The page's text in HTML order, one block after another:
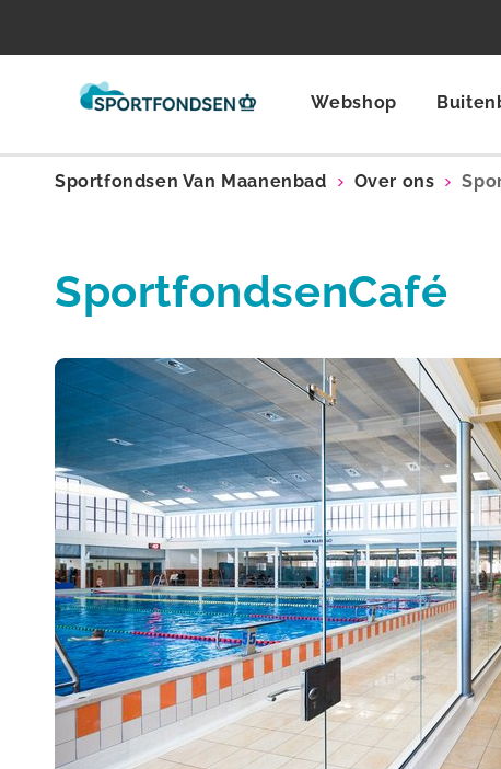
Webshop
Sportfondsen Van Maanenbad Over ons
SportfondsenCafé